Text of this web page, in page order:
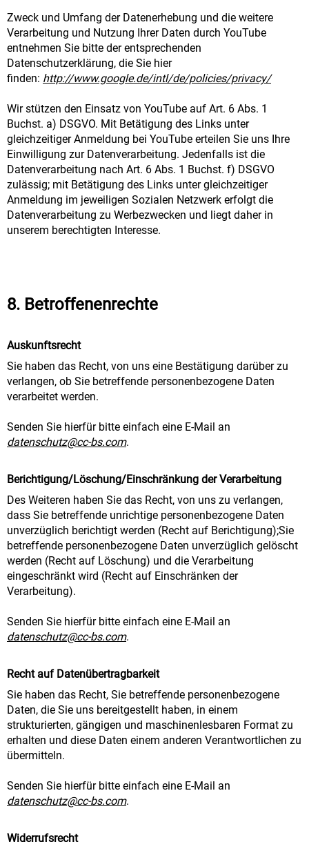
Zweck und Umfang der Datenerhebung und die weitere
Verarbeitung und Nutzung Ihrer Daten durch YouTube
entnehmen Sie bitte der entsprechenden
Datenschutzerklärung, die Sie hier
finden: http://www.google.de/intl/de/policies/privacy/
Wir stützen den Einsatz von YouTube auf Art. 6 Abs. 1
Buchst. a) DSGVO. Mit Betätigung des Links unter
gleichzeitiger Anmeldung bei YouTube erteilen Sie uns Ihre
Einwilligung zur Datenverarbeitung. Jedenfalls ist die
Datenverarbeitung nach Art. 6 Abs. 1 Buchst. f) DSGVO
zulässig; mit Betätigung des Links unter gleichzeitiger
Anmeldung im jeweiligen Sozialen Netzwerk erfolgt die
Datenverarbeitung zu Werbezwecken und liegt daher in
unserem berechtigten Interesse.
8. Betroffenenrechte
Auskunftsrecht
Sie haben das Recht, von uns eine Bestätigung darüber zu
verlangen, ob Sie betreffende personenbezogene Daten
verarbeitet werden.
Senden Sie hierfür bitte einfach eine E-Mail an
datenschutz@cc-bs.com.
Berichtigung/Löschung/Einschränkung der Verarbeitung
Des Weiteren haben Sie das Recht, von uns zu verlangen,
dass Sie betreffende unrichtige personenbezogene Daten
unverzüglich berichtigt werden (Recht auf Berichtigung);Sie
betreffende personenbezogene Daten unverzüglich gelöscht
werden (Recht auf Löschung) und die Verarbeitung
eingeschränkt wird (Recht auf Einschränken der
Verarbeitung).
Senden Sie hierfür bitte einfach eine E-Mail an
datenschutz@cc-bs.com.
Recht auf Datenübertragbarkeit
Sie haben das Recht, Sie betreffende personenbezogene
Daten, die Sie uns bereitgestellt haben, in einem
strukturierten, gängigen und maschinenlesbaren Format zu
erhalten und diese Daten einem anderen Verantwortlichen zu
übermitteln.
Senden Sie hierfür bitte einfach eine E-Mail an
datenschutz@cc-bs.com.
Widerrufsrecht